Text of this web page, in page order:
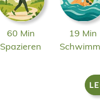
60 Min
Spazieren
19 Min